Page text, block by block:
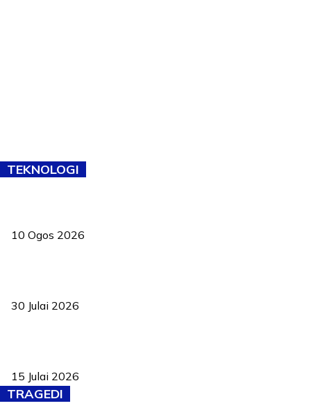
TEKNOLOGI
10 Ogos 2026
30 Julai 2026
15 Julai 2026
TRAGEDI